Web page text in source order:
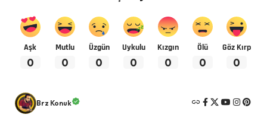
Aşk
0
Mutlu
0
Üzgün
0
Uykulu
0
Kızgın
0
Ölü
0
Göz Kırp
0
Brz Konuk